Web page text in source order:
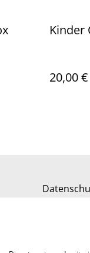
Kinder
20,00 €
ungen